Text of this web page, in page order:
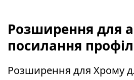
Розширення для
посилання
Розширення для Хрому